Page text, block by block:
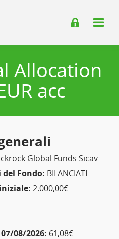
Allocation
acc
Global Funds Sicav
del Fondo: BILANCIATI
2.000,00€
08/2026: 61,08€